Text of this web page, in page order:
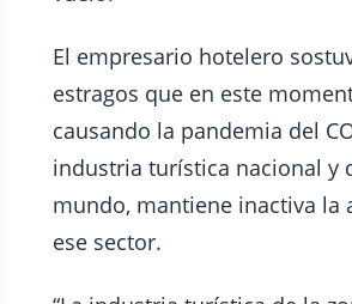
El empresario hotelero
estragos que en este
causando la pandemia del
industria turística nacional y
mundo, mantiene inactiva la
ese sector.